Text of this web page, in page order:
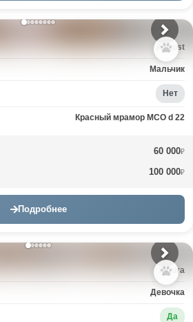
Avgust
Мальчик
Нет
Красный мрамор MCO d 22
60 000₽
100 000₽
Подробнее
Arturа
Девочка
Да